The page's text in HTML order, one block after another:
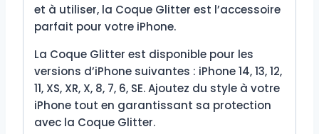
et à utiliser, la Coque Glitter est l’accessoire
parfait pour votre iPhone.
La Coque Glitter est disponible pour les
versions d’iPhone suivantes : iPhone 14, 13, 12,
11, XS, XR, X, 8, 7, 6, SE. Ajoutez du style à votre
iPhone tout en garantissant sa protection
avec la Coque Glitter.